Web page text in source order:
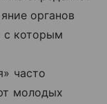
органов
с которым
часто
молодых